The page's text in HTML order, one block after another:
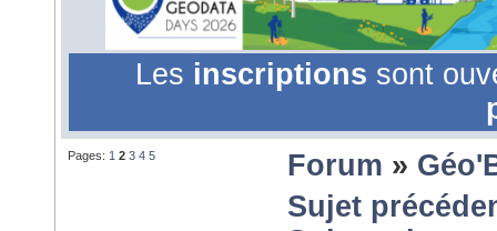
Les inscriptions sont
Pages: 1 2 3 4 5 Forum »
Sujet